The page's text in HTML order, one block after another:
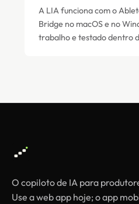
A LIA funciona com o
Bridge no macOS e no
trabalho e testado dentro
O copiloto de IA para
Use a web app hoje; o app